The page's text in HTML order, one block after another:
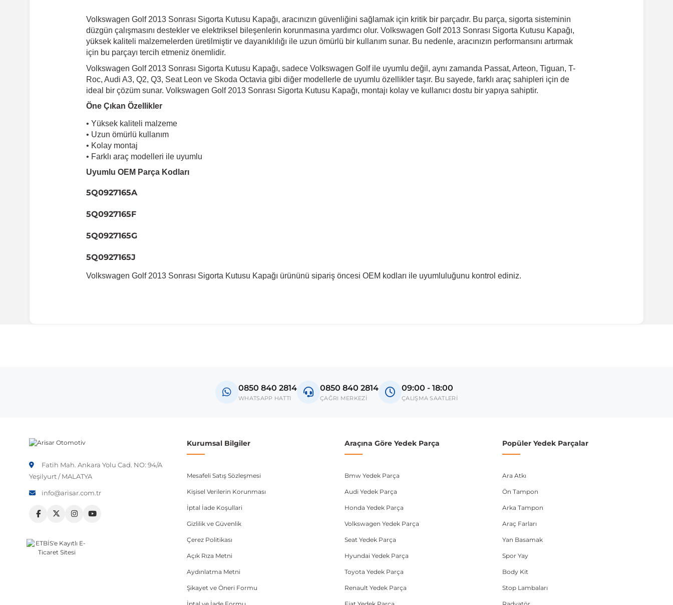
Volkswagen Golf 2013 Sonrası Sigorta Kutusu Kapağı, aracınızın güvenliğini sağlamak için kritik bir parçadır. Bu parça, sigorta sisteminin
düzgün çalışmasını destekler ve elektriksel bileşenlerin korunmasına yardımcı olur. Volkswagen Golf 2013 Sonrası Sigorta Kutusu Kapağı,
yüksek kaliteli malzemelerden üretilmiştir ve dayanıklılığı ile uzun ömürlü bir kullanım sunar. Bu nedenle, aracınızın performansını artırmak
için bu parçayı tercih etmeniz önemlidir.
Volkswagen Golf 2013 Sonrası Sigorta Kutusu Kapağı, sadece Volkswagen Golf ile uyumlu değil, aynı zamanda Passat, Arteon, Tiguan, T-
Roc, Audi A3, Q2, Q3, Seat Leon ve Skoda Octavia gibi diğer modellerle de uyumlu özellikler taşır. Bu sayede, farklı araç sahipleri için de
ideal bir çözüm sunar. Volkswagen Golf 2013 Sonrası Sigorta Kutusu Kapağı, montajı kolay ve kullanıcı dostu bir yapıya sahiptir.
Öne Çıkan Özellikler
• Yüksek kaliteli malzeme
• Uzun ömürlü kullanım
• Kolay montaj
• Farklı araç modelleri ile uyumlu
Uyumlu OEM Parça Kodları
5Q0927165A
5Q0927165F
5Q0927165G
5Q0927165J
Volkswagen Golf 2013 Sonrası Sigorta Kutusu Kapağı ürününü sipariş öncesi OEM kodları ile uyumluluğunu kontrol ediniz.
Golf VII
2016-2020
Volkswagen
Not:Araç üreticileri aynı model yılı içerisinde farklı donanım ve kasa tipleri kullanabilmektedir. Sipariş vermeden önce OEM numarası veya şasi numarası ile uyumluluğu kontrol
0850 840 2814
WHATSAPP HATTI
0850 840 2814
ÇAĞRI MERKEZİ
09:00 - 18:00
ÇALIŞMA SAATLERİ
Fatih Mah. Ankara Yolu Cad. NO: 94/A
Yeşilyurt / MALATYA
info@arisar.com.tr
Kurumsal Bilgiler
Mesafeli Satış Sözleşmesi
Kişisel Verilerin Korunması
İptal İade Koşullari
Gizlilik ve Güvenlik
Çerez Politikası
Açık Rıza Metni
Aydınlatma Metni
Şikayet ve Öneri Formu
Araçına Göre Yedek Parça
Bmw Yedek Parça
Audi Yedek Parça
Honda Yedek Parça
Volkswagen Yedek Parça
Seat Yedek Parça
Hyundai Yedek Parça
Toyota Yedek Parça
Renault Yedek Parça
Popüler Yedek Parçalar
Ara Atkı
Ön Tampon
Arka Tampon
Araç Farları
Yan Basamak
Spor Yay
Body Kit
Stop Lambaları